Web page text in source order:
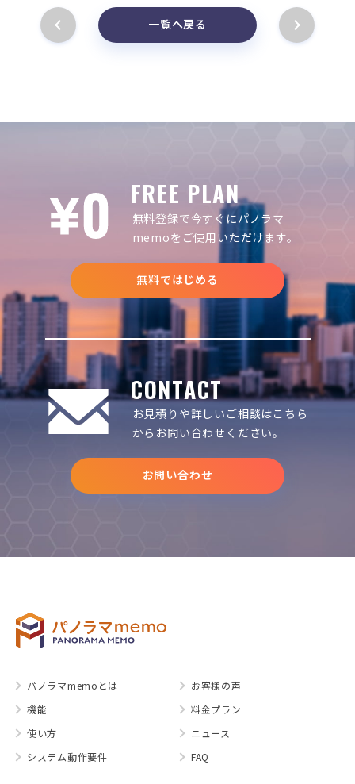
一覧へ戻る
FREE PLAN
無料登録で今すぐにパノラマ
memoをご使用いただけます。
無料ではじめる
CONTACT
お見積りや詳しいご相談はこちら
からお問い合わせください。
お問い合わせ
パノラマmemoとは
機能
使い方
システム動作要件
お客様の声
料金プラン
ニュース
FAQ